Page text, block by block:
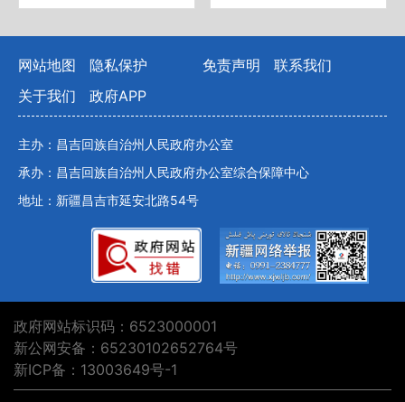
网站地图 隐私保护 免责声明
联系我们
关于我们
政府APP
主办：昌吉回族自治州人民政府办公室
承办：昌吉回族自治州人民政府办公室综合保障中心
地址：新疆昌吉市延安北路54号
政府网站标识码：6523000001
新公网安备：65230102652764号
新ICP备：13003649号-1